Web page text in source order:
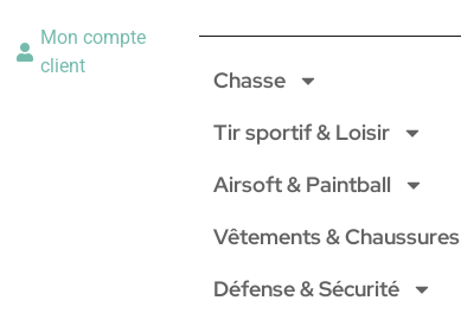
Mon compte
client
Chasse
Tir sportif & Loisir
Airsoft & Paintball
Vêtements & Chaussures
Défense & Sécurité